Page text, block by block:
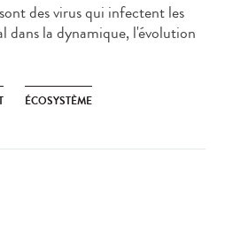
des virus qui infectent les
dans la dynamique, l'évolution
ÉCOSYSTÈME